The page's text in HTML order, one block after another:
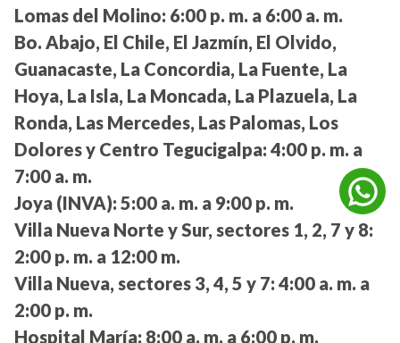
Lomas del Molino: 6:00 p. m. a 6:00 a. m.
Bo. Abajo, El Chile, El Jazmín, El Olvido,
Guanacaste, La Concordia, La Fuente, La
Hoya, La Isla, La Moncada, La Plazuela, La
Ronda, Las Mercedes, Las Palomas, Los
Dolores y Centro Tegucigalpa: 4:00 p. m. a
7:00 a. m.
Joya (INVA): 5:00 a. m. a 9:00 p. m.
Villa Nueva Norte y Sur, sectores 1, 2, 7 y 8:
2:00 p. m. a 12:00 m.
Villa Nueva, sectores 3, 4, 5 y 7: 4:00 a. m. a
2:00 p. m.
Hospital María: 8:00 a. m. a 6:00 p. m.